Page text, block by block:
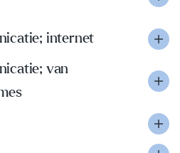
internet
van